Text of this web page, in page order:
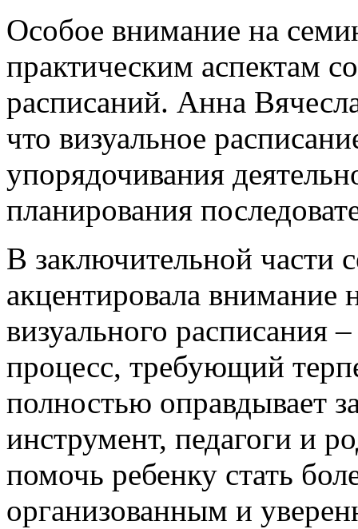
Особое внимание на
практическим аспектам
расписаний. Анна
что визуальное
упорядочивания
планирования
В заключительной части
акцентировала внимание
визуального расписания
процесс, требующий
полностью оправдывает
инструмент, педагоги и
помочь ребенку стать
организованным и